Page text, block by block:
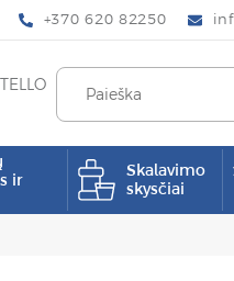
+370 620 82250
ir
Skalavimo
skysčiai